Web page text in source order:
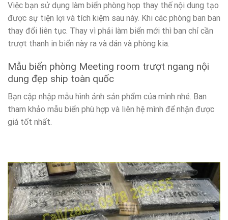
Việc bạn sử dụng làm biển phòng họp thay thế nội dung tạo
được sự tiện lợi và tích kiệm sau này. Khi các phòng ban ban
thay đổi liên tục. Thay vì phải làm biển mới thì ban chỉ cần
trượt thanh in biển này ra và dán và phòng kia.
Mẫu biển phòng Meeting room trượt ngang nội
dung đẹp ship toàn quốc
Bạn cập nhập mẫu hình ảnh sản phẩm của mình nhé. Ban
tham khảo mẫu biển phù hợp và liên hệ mình để nhận được
giá tốt nhất.